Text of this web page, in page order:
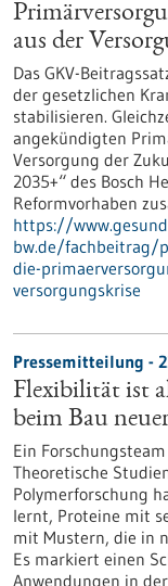
aus der
Das GKV-
der gesetzlichen
stabilisieren.
angekündigten
Versorgung der
2035+“ des Bosch
Reformvorhaben
https://
bw.de/fachbeitrag/
die-
versorgungskrise
Pressemitteilung -
Flexibilität ist
beim Bau
Ein
Theoretische
Polymerforschung
lernt, Proteine mit
mit Mustern, die in
Es markiert einen
Anwendungen in